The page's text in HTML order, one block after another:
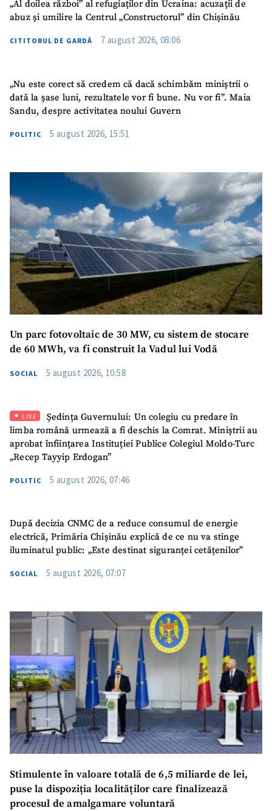
„Al doilea război” al refugiaților din Ucraina: acuzații de
abuz și umilire la Centrul „Constructorul” din Chișinău
CITITORUL DE GARDĂ 7 august 2026, 08:06
„Nu este corect să credem că dacă schimbăm miniștrii o
dată la șase luni, rezultatele vor fi bune. Nu vor fi”. Maia
Sandu, despre activitatea noului Guvern
POLITIC 5 august 2026, 15:51
Un parc fotovoltaic de 30 MW, cu sistem de stocare
de 60 MWh, va fi construit la Vadul lui Vodă
SOCIAL 5 august 2026, 10:58
LIVE
Ședința Guvernului: Un colegiu cu predare în
limba română urmează a fi deschis la Comrat. Miniștrii au
aprobat înființarea Instituției Publice Colegiul Moldo-Turc
„Recep Tayyip Erdogan”
POLITIC 5 august 2026, 07:46
După decizia CNMC de a reduce consumul de energie
electrică, Primăria Chișinău explică de ce nu va stinge
iluminatul public: „Este destinat siguranței cetățenilor”
SOCIAL 5 august 2026, 07:07
Stimulente în valoare totală de 6,5 miliarde de lei,
puse la dispoziția localităților care finalizează
procesul de amalgamare voluntară